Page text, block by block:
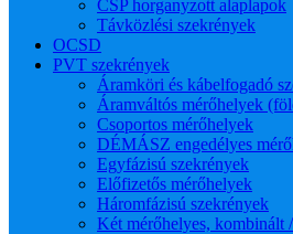
CSP horganyzott alaplapok
Távközlési szekrények
OCSD
PVT szekrények
Áramköri és kábelfogadó
Áramváltós mérőhelyek
Csoportos mérőhelyek
DÉMÁSZ engedélyes
Egyfázisú szekrények
Előfizetős mérőhelyek
Háromfázisú szekrények
Két mérőhelyes, kombinált